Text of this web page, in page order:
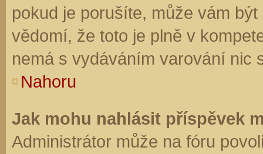
pokud je porušíte, může vám
vědomí, že toto je plně v
nemá s vydáváním varování nic
Nahoru
Jak mohu nahlásit příspěvek
Administrátor může na fóru